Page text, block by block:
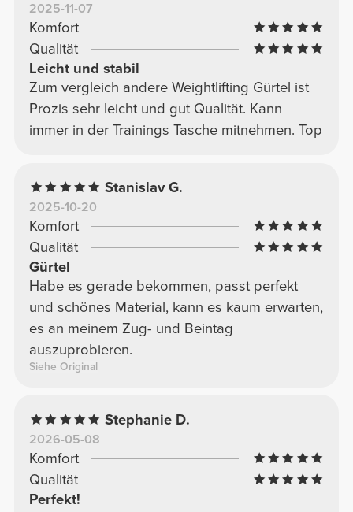
2025-11-07
Komfort
Qualität
Leicht und stabil
Zum vergleich andere Weightlifting Gürtel ist
Prozis sehr leicht und gut Qualität. Kann
immer in der Trainings Tasche mitnehmen. Top
Stanislav G.
2025-10-20
Komfort
Qualität
Gürtel
Habe es gerade bekommen, passt perfekt
und schönes Material, kann es kaum erwarten,
es an meinem Zug- und Beintag
auszuprobieren.
Siehe Original
Stephanie D.
2026-05-08
Komfort
Qualität
Perfekt!